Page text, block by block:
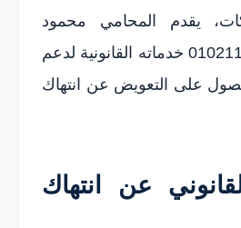
يقدم المحامي محمود
شمس عبر 01021116243 خدماته القانونية لدعم
على التعويض عن انتهاك
عن انتهاك